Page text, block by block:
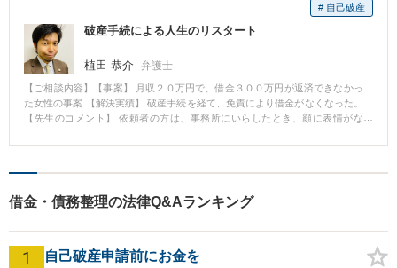
# 自己破産
破産手続による人生のリスタート
植田 恭介 弁護士
【ご相談内容】【事案】 月収２０万円で、借金３００万円が返済できなかっ
た女性の事案 【解決実績】 破産手続を経て、免責により借金がなくなった。
【先生のコメント】 依頼者の方は、事務所にいらしたとき、顔に表情がな
たのだと思います。 私は、「破産手続を経て免責を得ることで、借金がなく
社会も、免責することを許してくれること」などを説明しました。 その瞬
間、依頼者の方は安心したのか、ぽろぽろと涙を流しました。 半年後、依頼
いてよかったと思えます。
借金・債務整理の法律Q&Aランキング
1 自己破産申請前にお金を